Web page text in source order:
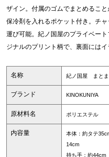
ザイン。付属のゴムでまとめるこ
保冷剤を入れるポケット付き。チ
運び可能。紀ノ国屋のプライベー
ジナルのプリント柄で、裏面にはイ
名称 紀ノ国屋 まと
ブランド KINOKUNIYA
原材料名 ポリエステル
内容量
本体：約タテ
14cm
持ち手：約44cm